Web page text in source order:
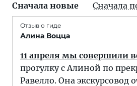
Сначала новые Сначала
Отзыв о гиде
Алина Воцца
11 апреля мы совершили
прогулку с Алиной по
Равелло. Она экскурсовод